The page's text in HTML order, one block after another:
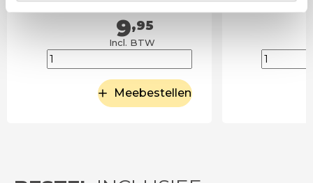
9,95
Incl. BTW
Meebestellen